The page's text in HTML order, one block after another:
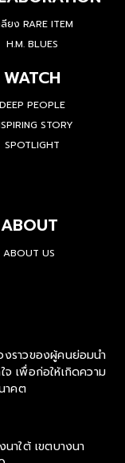
ยง RARE ITEM
H.M. BLUES
WATCH
DEEP PEOPLE
STORY
SPOTLIGHT
ABOUT
ABOUT US
งราวของผู้คนย่อมนำ
จ เพื่อก่อให้เกิดความ
าคต
าใต้ เขตบางนา